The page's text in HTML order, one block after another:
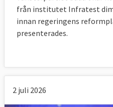
från institutet Infratest
innan regeringens
presenterades.
2 juli 2026